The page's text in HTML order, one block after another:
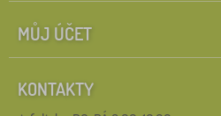
MŮJ ÚČET
KONTAKTY